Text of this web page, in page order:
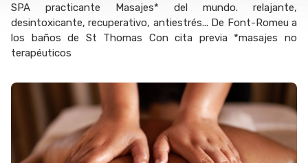
SPA practicante Masajes* del mundo. relajante,
desintoxicante, recuperativo, antiestrés... De Font-Romeu a
los baños de St Thomas Con cita previa *masajes no
terapéuticos